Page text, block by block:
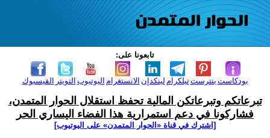
تابعونا على:
الفيسبوك التويتر اليوتيوب الانستغرام لينكدإن تيلكرامبنترست بودكاست
تبرعاتكم وتبرعاتكن المالية تحفظ استقلال الحوار المتمدن،
فشاركونا في دعم استمرارية هذا الفضاء اليساري الحر
[اشترك في قناة ‫«الحوار المتمدن» على اليوتيوب]